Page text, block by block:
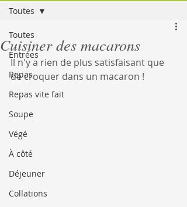
Toutes
Entrées
Repas
Repas vite fait
Soupe
Végé
À côté
Déjeuner
Collations
Toutes
Cuisiner des macarons
Il n'y a rien de plus satisfaisant que
de croquer dans un macaron !